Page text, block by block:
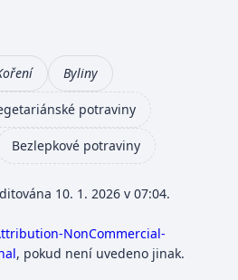
Byliny
potraviny
Bezlepkové potraviny
10. 1. 2026 v 07:04.
NonCommercial-
, pokud není uvedeno jinak.